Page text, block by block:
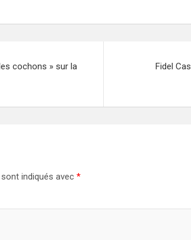
cochons » sur la
Fidel
indiqués avec *